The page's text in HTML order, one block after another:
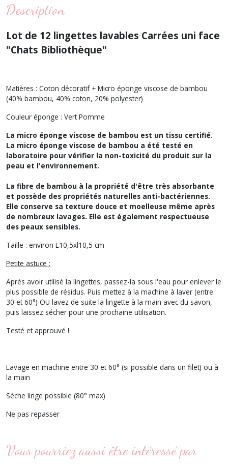
Description
Lot de 12 lingettes lavables Carrées uni face
"Chats Bibliothèque"
Matières : Coton décoratif + Micro éponge viscose de bambou
(40% bambou, 40% coton, 20% polyester)
Couleur éponge : Vert Pomme
La micro éponge viscose de bambou est un tissu certifié.
La micro éponge viscose de bambou a été testé en
laboratoire pour vérifier la non-toxicité du produit sur la
peau et l'environnement.
La fibre de bambou à la propriété d'être très absorbante
et possède des propriétés naturelles anti-bactériennes.
Elle conserve sa texture douce et moelleuse même après
de nombreux lavages. Elle est également respectueuse
des peaux sensibles.
Taille : environ L10,5xl10,5 cm
Petite astuce :
Après avoir utilisé la lingettes, passez-la sous l'eau pour enlever le
plus possible de résidus. Puis mettez à la machine à laver (entre
30 et 60°) OU lavez de suite la lingette à la main avec du savon,
puis laissez sécher pour une prochaine utilisation.
Testé et approuvé !
Lavage en machine entre 30 et 60° (si possible dans un filet) ou à
la main
Sèche linge possible (80° max)
Ne pas repasser
Vous pourriez aussi être intéressé par